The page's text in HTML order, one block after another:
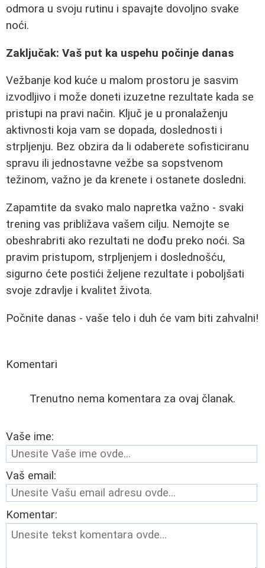
odmora u svoju rutinu i spavajte dovoljno svake
noći.
Zaključak: Vaš put ka uspehu počinje danas
Vežbanje kod kuće u malom prostoru je sasvim
izvodljivo i može doneti izuzetne rezultate kada se
pristupi na pravi način. Ključ je u pronalaženju
aktivnosti koja vam se dopada, doslednosti i
strpljenju. Bez obzira da li odaberete sofisticiranu
spravu ili jednostavne vežbe sa sopstvenom
težinom, važno je da krenete i ostanete dosledni.
Zapamtite da svako malo napretka važno - svaki
trening vas približava vašem cilju. Nemojte se
obeshrabriti ako rezultati ne dođu preko noći. Sa
pravim pristupom, strpljenjem i doslednošću,
sigurno ćete postići željene rezultate i poboljšati
svoje zdravlje i kvalitet života.
Počnite danas - vaše telo i duh će vam biti zahvalni!
Komentari
Trenutno nema komentara za ovaj članak.
Vaše ime:
Vaš email:
Komentar: